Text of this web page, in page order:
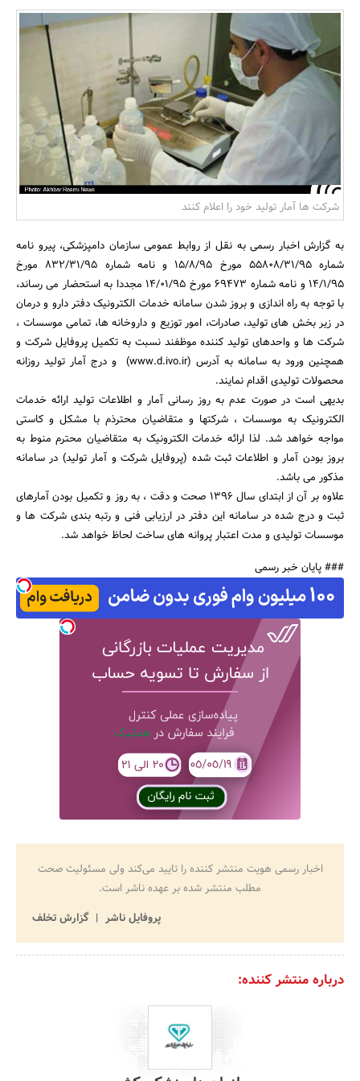
بانک، بیمه و سرمایه
مسکن و ساختمان
جستجو
شرکت ها آمار تولید خود را اعلام کنند
به گزارش اخبار رسمی به نقل از روابط عمومی سازمان دامپزشکی، پیرو نامه
شماره 55808/31/95 مورخ 15/8/95 و نامه شماره 832/31/95 مورخ
14/1/95 و نامه شماره 69473 مورخ 14/01/95 مجددا به استحضار می رساند،
با توجه به راه اندازی و بروز شدن سامانه خدمات الکترونیک دفتر دارو و درمان
در زیر بخش های تولید، صادرات، امور توزیع و داروخانه ها، تمامی موسسات ،
شرکت ها و واحدهای تولید کننده موظفند نسبت به تکمیل پروفایل شرکت و
همچنین ورود به سامانه به آدرس (www.d.ivo.ir) و درج آمار تولید روزانه
محصولات تولیدی اقدام نمایند.
بدیهی است در صورت عدم به روز رسانی آمار و اطلاعات تولید ارائه خدمات
الکترونیک به موسسات ، شرکتها و متقاضیان محترذم با مشکل و کاستی
مواجه خواهد شد. لذا ارائه خدمات الکترونیک به متقاضیان محترم منوط به
بروز بودن آمار و اطلاعات ثبت شده (پروفایل شرکت و آمار تولید) در سامانه
مذکور می باشد.
علاوه بر آن از ابتدای سال 1396 صحت و دقت ، به روز و تکمیل بودن آمارهای
ثبت و درج شده در سامانه این دفتر در ارزیابی فنی و رتبه بندی شرکت ها و
موسسات تولیدی و مدت اعتبار پروانه های ساخت لحاظ خواهد شد.
### پایان خبر رسمی
اخبار رسمی هویت منتشر کننده را تایید می‌کند ولی مسئولیت صحت
مطلب منتشر شده بر عهده ناشر است.
پروفایل ناشر
گزارش تخلف
درباره منتشر کننده: